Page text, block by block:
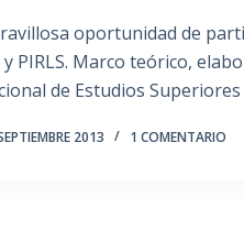
oportunidad de
PIRLS. Marco teórico,
de Estudios
2013 1 COMENTARIO